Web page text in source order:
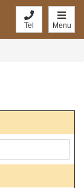
Tel Menu